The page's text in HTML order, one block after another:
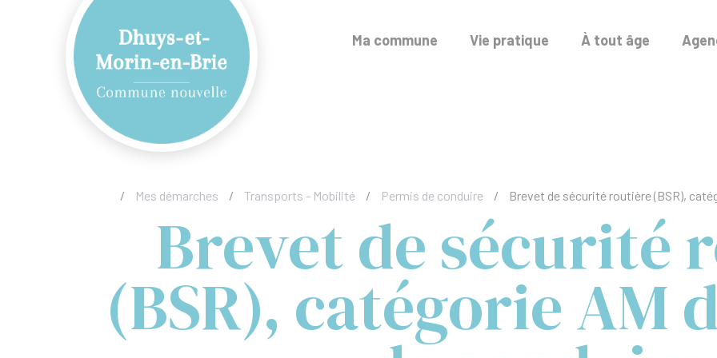
Ma commune Vie pratique À tout âge
/ Mes démarches / Transports - Mobilité / Permis de conduire / Brevet de sécurité routière (BSR),
Brevet de sécurité
(BSR), catégorie AM